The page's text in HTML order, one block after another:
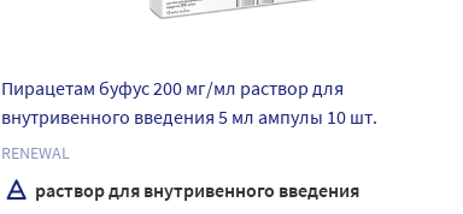
Пирацетам буфус 200 мг/мл раствор для
внутривенного введения 5 мл ампулы 10 шт.
RENEWAL
раствор для внутривенного введения